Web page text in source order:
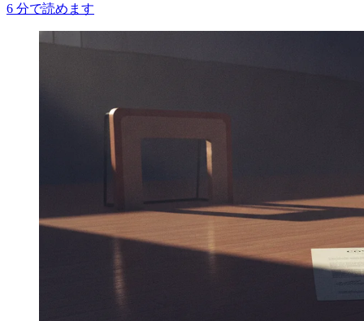
6 分で読めます